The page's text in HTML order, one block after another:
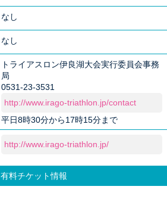
なし
なし
トライアスロン伊良湖大会実行委員会事務
局
0531-23-3531
http://www.irago-triathlon.jp/contact
平日8時30分から17時15分まで
http://www.irago-triathlon.jp/
有料チケット情報